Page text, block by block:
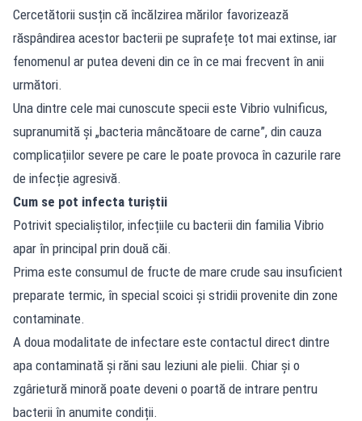
Cercetătorii susțin că încălzirea mărilor favorizează
răspândirea acestor bacterii pe suprafețe tot mai extinse, iar
fenomenul ar putea deveni din ce în ce mai frecvent în anii
următori.
Una dintre cele mai cunoscute specii este Vibrio vulnificus,
supranumită și „bacteria mâncătoare de carne”, din cauza
complicațiilor severe pe care le poate provoca în cazurile rare
de infecție agresivă.
Cum se pot infecta turiștii
Potrivit specialiștilor, infecțiile cu bacterii din familia Vibrio
apar în principal prin două căi.
Prima este consumul de fructe de mare crude sau insuficient
preparate termic, în special scoici și stridii provenite din zone
contaminate.
A doua modalitate de infectare este contactul direct dintre
apa contaminată și răni sau leziuni ale pielii. Chiar și o
zgârietură minoră poate deveni o poartă de intrare pentru
bacterii în anumite condiții.